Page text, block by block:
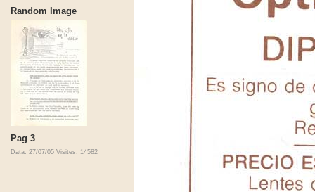
Random Image
Pag 3
Data: 27/07/05 Visites: 14582